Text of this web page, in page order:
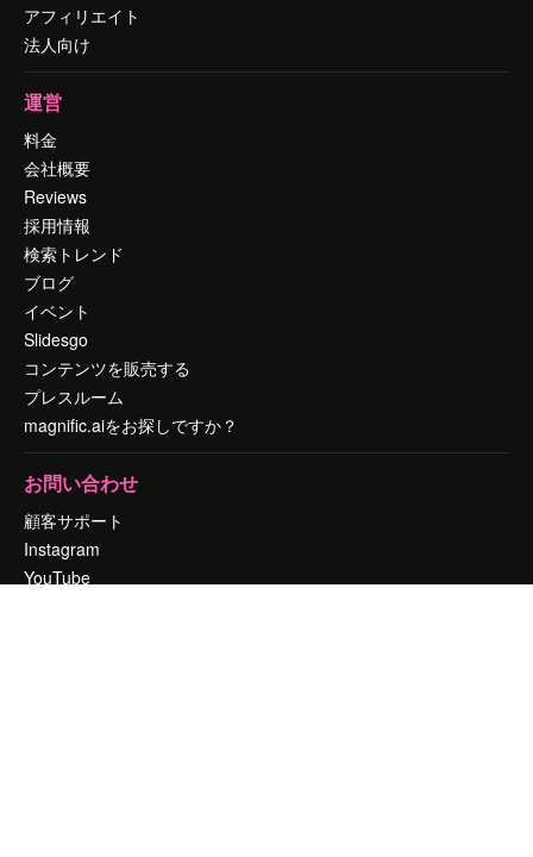
アフィリエイト
法人向け
運営
料金
会社概要
Reviews
採用情報
検索トレンド
ブログ
イベント
Slidesgo
コンテンツを販売する
プレスルーム
magnific.aiをお探しですか？
お問い合わせ
顧客サポート
Instagram
YouTube